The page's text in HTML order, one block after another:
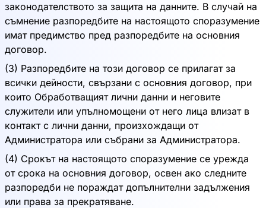
законодателството за защита на данните. В случай на
съмнение разпоредбите на настоящото споразумение
имат предимство пред разпоредбите на основния
договор.
(3) Разпоредбите на този договор се прилагат за
всички дейности, свързани с основния договор, при
които Обработващият лични данни и неговите
служители или упълномощени от него лица влизат в
контакт с лични данни, произхождащи от
Администратора или събрани за Администратора.
(4) Срокът на настоящото споразумение се урежда
от срока на основния договор, освен ако следните
разпоредби не пораждат допълнителни задължения
или права за прекратяване.